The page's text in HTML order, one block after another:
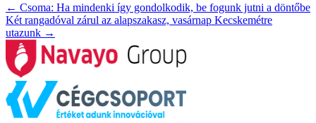
← Csoma: Ha mindenki így gondolkodik, be fogunk jutni a döntőbe
Két rangadóval zárul az alapszakasz, vasárnap Kecskemétre
utazunk →